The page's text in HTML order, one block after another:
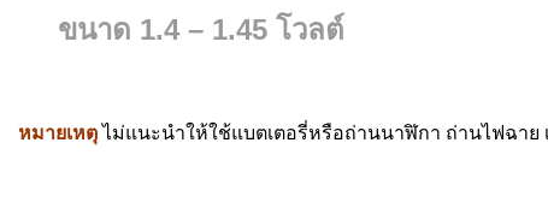
ขนาด 1.4 – 1.45 โวลต์
หมายเหตุไม่แนะนำให้ใช้แบตเตอรี่หรือถ่านนาฬิกา ถ่านไฟฉาย